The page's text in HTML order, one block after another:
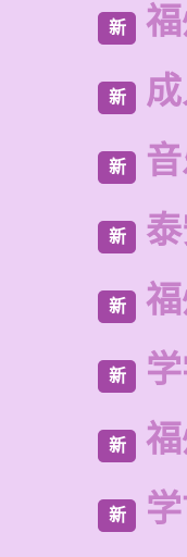
新
新
新
新
新
新
新
新